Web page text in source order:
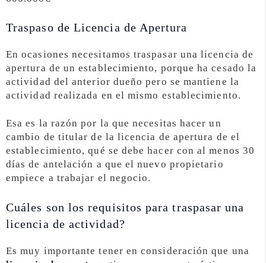
Traspaso de Licencia de Apertura
En ocasiones necesitamos traspasar una licencia de
apertura de un establecimiento, porque ha cesado la
actividad del anterior dueño pero se mantiene la
actividad realizada en el mismo establecimiento.
Esa es la razón por la que necesitas hacer un
cambio de titular de la licencia de apertura de el
establecimiento, qué se debe hacer con al menos 30
días de antelación a que el nuevo propietario
empiece a trabajar el negocio.
Cuáles son los requisitos para traspasar una
licencia de actividad?
Es muy importante tener en consideración que una